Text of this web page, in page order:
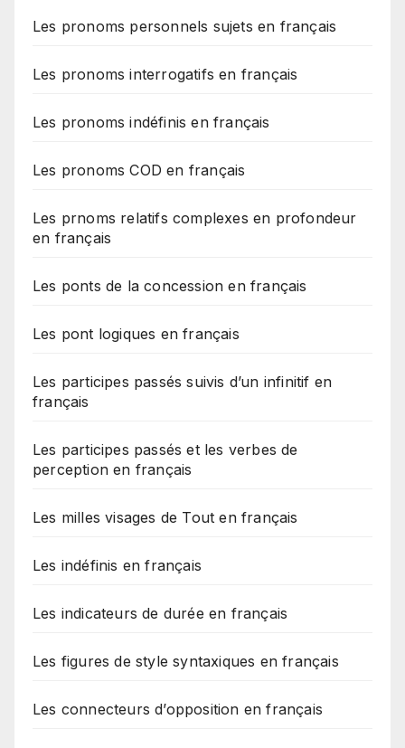
Les pronoms personnels sujets en français
Les pronoms interrogatifs en français
Les pronoms indéfinis en français
Les pronoms COD en français
Les prnoms relatifs complexes en profondeur
en français
Les ponts de la concession en français
Les pont logiques en français
Les participes passés suivis d’un infinitif en
français
Les participes passés et les verbes de
perception en français
Les milles visages de Tout en français
Les indéfinis en français
Les indicateurs de durée en français
Les figures de style syntaxiques en français
Les connecteurs d’opposition en français